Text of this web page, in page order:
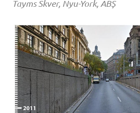
Tayms Skver, Nyu-York, ABŞ